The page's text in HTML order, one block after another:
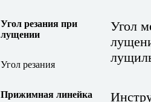
Угол резания при
лущении
Угол
Угол резания
Прижимная линейка